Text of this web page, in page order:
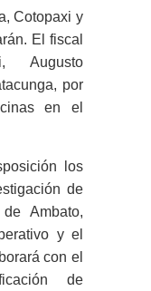
Cotopaxi y
El fiscal
Augusto
por
en el
los
de
Ambato,
y el
con el
de